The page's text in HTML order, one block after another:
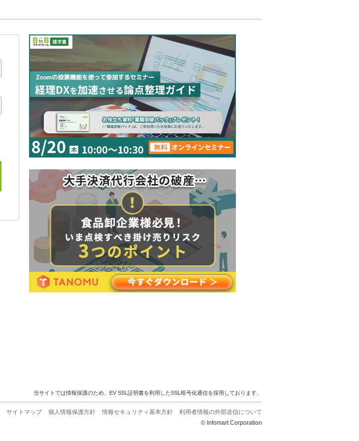
当サイトでは情報保護のため、EV SSL証明書を利用したSSL暗号化通信を採用しております。
サイトマップ 個人情報保護方針 情報セキュリティ基本方針
利用者情報の外部送信について
© Infomart Corporation